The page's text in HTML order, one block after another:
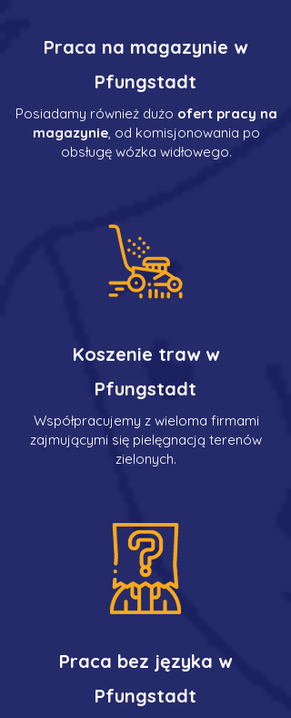
Praca na magazynie w
Pfungstadt
Posiadamy również dużo ofert pracy na
magazynie, od komisjonowania po
obsługę wózka widłowego.
Koszenie traw w
Pfungstadt
Współpracujemy z wieloma firmami
zajmującymi się pielęgnacją terenów
zielonych.
Praca bez języka w
Pfungstadt